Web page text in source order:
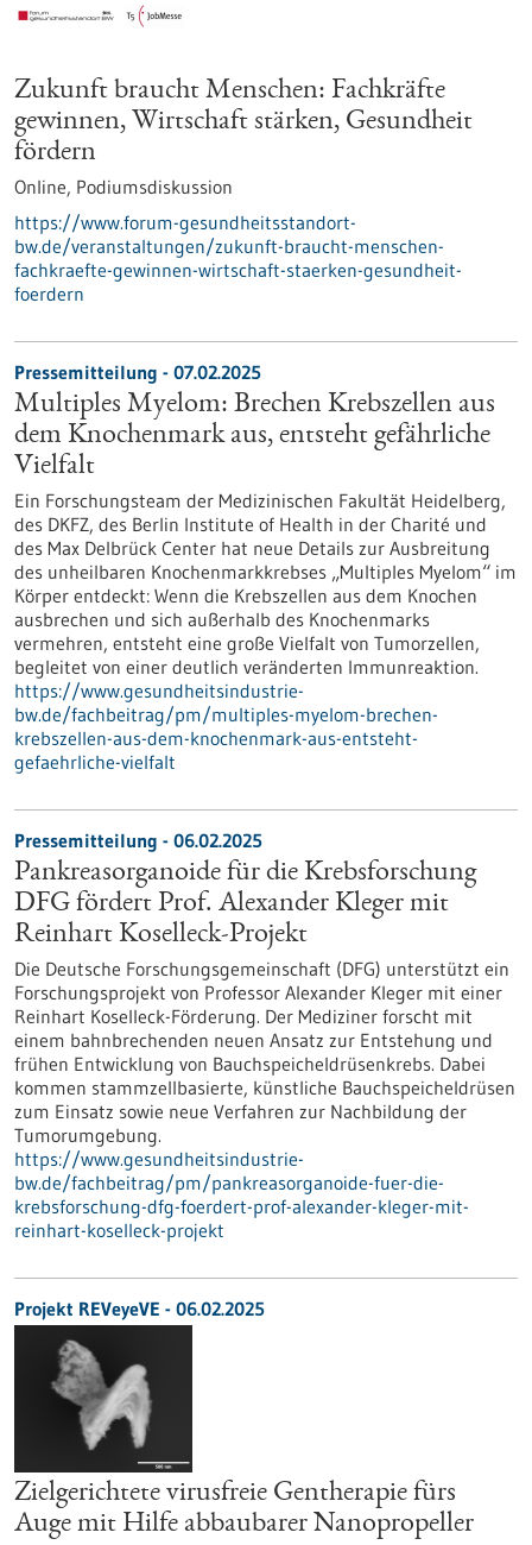
Zukunft braucht Menschen: Fachkräfte
gewinnen, Wirtschaft stärken, Gesundheit
fördern
Online, Podiumsdiskussion
https://www.forum-gesundheitsstandort-
bw.de/veranstaltungen/zukunft-braucht-menschen-
fachkraefte-gewinnen-wirtschaft-staerken-gesundheit-
foerdern
Pressemitteilung - 07.02.2025
Multiples Myelom: Brechen Krebszellen aus
dem Knochenmark aus, entsteht gefährliche
Vielfalt
Ein Forschungsteam der Medizinischen Fakultät Heidelberg,
des DKFZ, des Berlin Institute of Health in der Charité und
des Max Delbrück Center hat neue Details zur Ausbreitung
des unheilbaren Knochenmarkkrebses „Multiples Myelom“ im
Körper entdeckt: Wenn die Krebszellen aus dem Knochen
ausbrechen und sich außerhalb des Knochenmarks
vermehren, entsteht eine große Vielfalt von Tumorzellen,
begleitet von einer deutlich veränderten Immunreaktion.
https://www.gesundheitsindustrie-
bw.de/fachbeitrag/pm/multiples-myelom-brechen-
krebszellen-aus-dem-knochenmark-aus-entsteht-
gefaehrliche-vielfalt
Pressemitteilung - 06.02.2025
Pankreasorganoide für die Krebsforschung
DFG fördert Prof. Alexander Kleger mit
Reinhart Koselleck-Projekt
Die Deutsche Forschungsgemeinschaft (DFG) unterstützt ein
Forschungsprojekt von Professor Alexander Kleger mit einer
Reinhart Koselleck-Förderung. Der Mediziner forscht mit
einem bahnbrechenden neuen Ansatz zur Entstehung und
frühen Entwicklung von Bauchspeicheldrüsenkrebs. Dabei
kommen stammzellbasierte, künstliche Bauchspeicheldrüsen
zum Einsatz sowie neue Verfahren zur Nachbildung der
Tumorumgebung.
https://www.gesundheitsindustrie-
bw.de/fachbeitrag/pm/pankreasorganoide-fuer-die-
krebsforschung-dfg-foerdert-prof-alexander-kleger-mit-
reinhart-koselleck-projekt
Projekt REVeyeVE - 06.02.2025
Zielgerichtete virusfreie Gentherapie fürs
Auge mit Hilfe abbaubarer Nanopropeller